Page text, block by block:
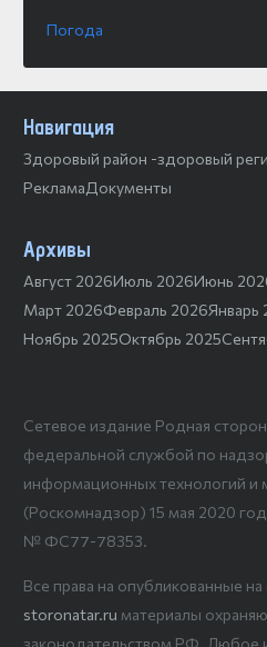
Погода
Навигация
Здоровый район -здоровый
РекламаДокументы
Архивы
Август 2026Июль 2026Июнь
Март 2026Февраль 2026Январь
Ноябрь 2025Октябрь 2025
Сетевое издание Родная
федеральной службой по
информационных технологий и
(Роскомнадзор) 15 мая 2020
№ ФС77-78353.
Все права на опубликованные на
storonatar.ru материалы
законодательством РФ. Любое